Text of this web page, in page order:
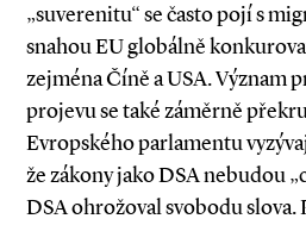
„suverenitu“ se často pojí s
snahou EU globálně
zejména Číně a USA. Význam
projevu se také záměrně
Evropského parlamentu
že zákony jako DSA nebudou
DSA ohrožoval svobodu slova.